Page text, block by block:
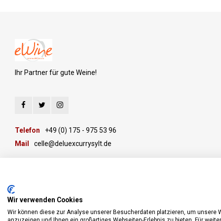
Ihr Partner für gute Weine!
Telefon
+49 (0) 175 - 975 53 96
Mail
celle@deluexcurrysylt.de
Wir verwenden Cookies
Wir können diese zur Analyse unserer Besucherdaten platzieren, um unsere